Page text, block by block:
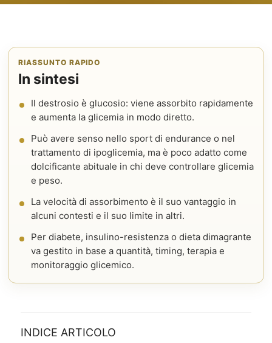
RIASSUNTO RAPIDO
In sintesi
Il destrosio è glucosio: viene assorbito rapidamente
e aumenta la glicemia in modo diretto.
Può avere senso nello sport di endurance o nel
trattamento di ipoglicemia, ma è poco adatto come
dolcificante abituale in chi deve controllare glicemia
e peso.
La velocità di assorbimento è il suo vantaggio in
alcuni contesti e il suo limite in altri.
Per diabete, insulino-resistenza o dieta dimagrante
va gestito in base a quantità, timing, terapia e
monitoraggio glicemico.
INDICE ARTICOLO